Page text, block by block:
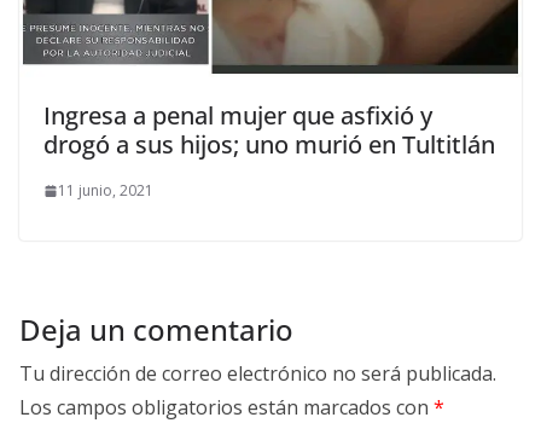
Ingresa a penal mujer que asfixió y
drogó a sus hijos; uno murió en Tultitlán
11 junio, 2021
Deja un comentario
Tu dirección de correo electrónico no será publicada.
Los campos obligatorios están marcados con *